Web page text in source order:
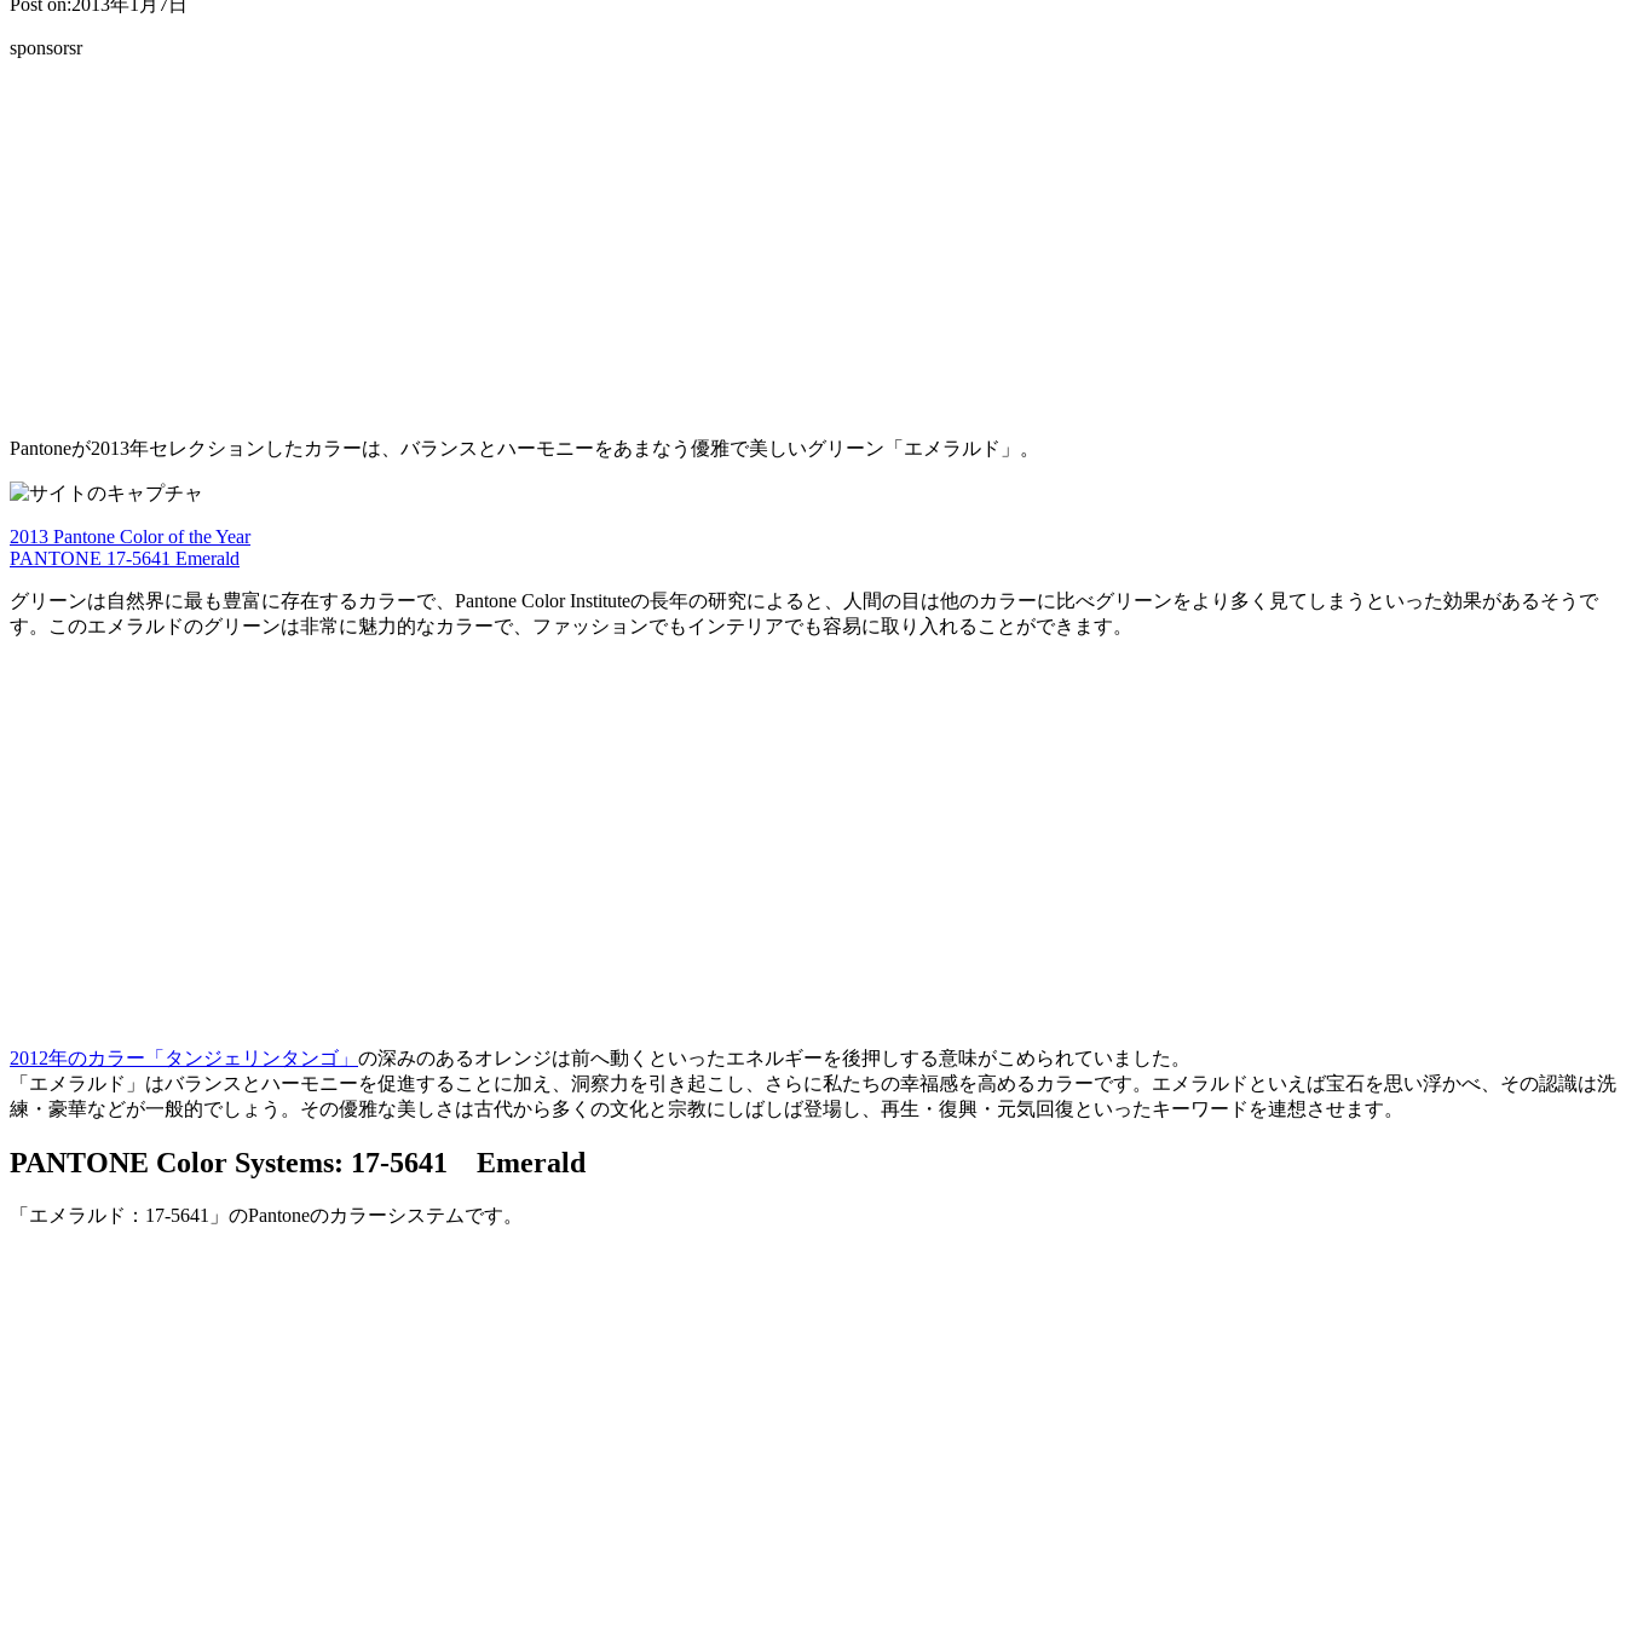
sponsorsr
Pantoneが2013年セレクションしたカラーは、バランスとハーモニーをあまなう優雅で美しいグリーン「エメラルド」。
2013 Pantone Color of the Year
PANTONE 17-5641 Emerald
グリーンは自然界に最も豊富に存在するカラーで、Pantone Color Instituteの長年の研究によると、人間の目は他のカラーに比べグリーンをより多く見てしまうといった効果があるそうで
す。このエメラルドのグリーンは非常に魅力的なカラーで、ファッションでもインテリアでも容易に取り入れることができます。
2012年のカラー「タンジェリンタンゴ」 の深みのあるオレンジは前へ動くといったエネルギーを後押しする意味がこめられていました。
「エメラルド」はバランスとハーモニーを促進することに加え、洞察力を引き起こし、さらに私たちの幸福感を高めるカラーです。エメラルドといえば宝石を思い浮かべ、その認識は洗
練・豪華などが一般的でしょう。その優雅な美しさは古代から多くの文化と宗教にしばしば登場し、再生・復興・元気回復といったキーワードを連想させます。
PANTONE Color Systems: 17-5641 Emerald
「エメラルド：17-5641」のPantoneのカラーシステムです。